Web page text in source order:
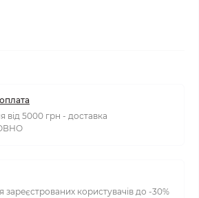
від 5000 грн - доставка
користувачів до -30%